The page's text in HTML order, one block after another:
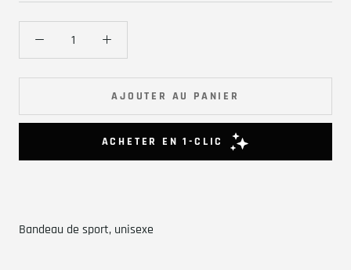
AJOUTER AU PANIER
Bandeau de sport, unisexe